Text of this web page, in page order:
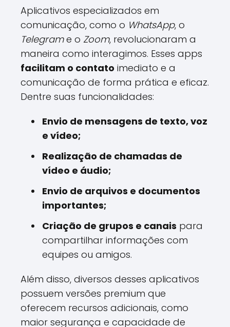
Aplicativos especializados em
comunicação, como o WhatsApp, o
Telegrame o Zoom, revolucionaram a
maneira como interagimos. Esses apps
facilitam o contato imediato e a
comunicação de forma prática e eficaz.
Dentre suas funcionalidades:
Envio de mensagens de texto, voz
e vídeo;
Realização de chamadas de
vídeo e áudio;
Envio de arquivos e documentos
importantes;
Criação de grupos e canais para
compartilhar informações com
equipes ou amigos.
Além disso, diversos desses aplicativos
possuem versões premium que
oferecem recursos adicionais, como
maior segurança e capacidade de